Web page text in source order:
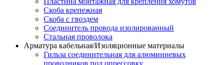
Скоба крепежная
Скоба с гвоздем
Соединитель провода изолированный
Стальная проволока
Арматура кабельная/Изоляционные материалы
Гильза соединительная для алюминиевых
проводников под опрессовку